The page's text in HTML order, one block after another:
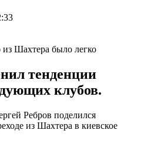
тенденции
клубов.
Ребров поделился
из Шахтера в киевское